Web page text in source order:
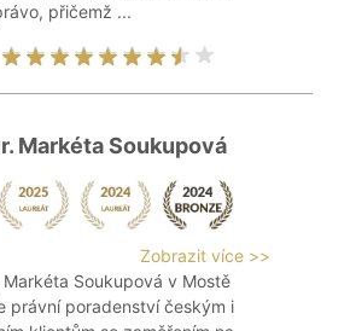
přičemž ...
Markéta Soukupová
Zobrazit více >>
Markéta Soukupová v Mostě
právní poradenství českým i